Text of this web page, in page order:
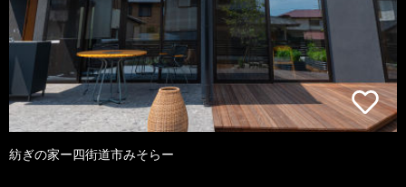
紡ぎの家ー四街道市みそらー